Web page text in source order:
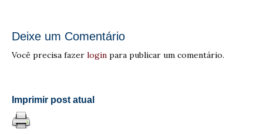
Deixe um Comentário
Você precisa fazer login para publicar um comentário.
Imprimir post atual